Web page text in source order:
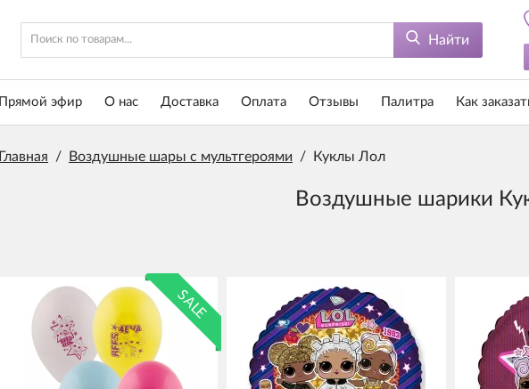
Найти
Прямой эфир О нас Доставка Оплата Отзывы Палитра Как
Главная / Воздушные шары с мультгероями / Куклы Лол
Воздушные шарики
SALE